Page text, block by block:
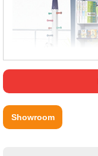
Showroom